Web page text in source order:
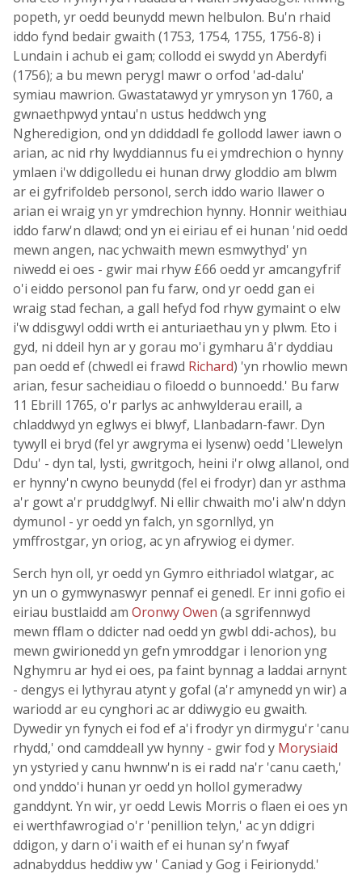
popeth, yr oedd beunydd mewn helbulon. Bu'n rhaid
iddo fynd bedair gwaith (1753, 1754, 1755, 1756-8) i
Lundain i achub ei gam; collodd ei swydd yn Aberdyfi
(1756); a bu mewn perygl mawr o orfod 'ad-dalu'
symiau mawrion. Gwastatawyd yr ymryson yn 1760, a
gwnaethpwyd yntau'n ustus heddwch yng
Ngheredigion, ond yn ddiddadl fe gollodd lawer iawn o
arian, ac nid rhy lwyddiannus fu ei ymdrechion o hynny
ymlaen i'w ddigolledu ei hunan drwy gloddio am blwm
ar ei gyfrifoldeb personol, serch iddo wario llawer o
arian ei wraig yn yr ymdrechion hynny. Honnir weithiau
iddo farw'n dlawd; ond yn ei eiriau ef ei hunan 'nid oedd
mewn angen, nac ychwaith mewn esmwythyd' yn
niwedd ei oes - gwir mai rhyw £66 oedd yr amcangyfrif
o'i eiddo personol pan fu farw, ond yr oedd gan ei
wraig stad fechan, a gall hefyd fod rhyw gymaint o elw
i'w ddisgwyl oddi wrth ei anturiaethau yn y plwm. Eto i
gyd, ni ddeil hyn ar y gorau mo'i gymharu â'r dyddiau
pan oedd ef (chwedl ei frawd Richard) 'yn rhowlio mewn
arian, fesur sacheidiau o filoedd o bunnoedd.' Bu farw
11 Ebrill 1765, o'r parlys ac anhwylderau eraill, a
chladdwyd yn eglwys ei blwyf, Llanbadarn-fawr. Dyn
tywyll ei bryd (fel yr awgryma ei lysenw) oedd 'Llewelyn
Ddu' - dyn tal, lysti, gwritgoch, heini i'r olwg allanol, ond
er hynny'n cwyno beunydd (fel ei frodyr) dan yr asthma
a'r gowt a'r pruddglwyf. Ni ellir chwaith mo'i alw'n ddyn
dymunol - yr oedd yn falch, yn sgornllyd, yn
ymffrostgar, yn oriog, ac yn afrywiog ei dymer.
Serch hyn oll, yr oedd yn Gymro eithriadol wlatgar, ac
yn un o gymwynaswyr pennaf ei genedl. Er inni gofio ei
eiriau bustlaidd am Oronwy Owen (a sgrifennwyd
mewn fflam o ddicter nad oedd yn gwbl ddi-achos), bu
mewn gwirionedd yn gefn ymroddgar i lenorion yng
Nghymru ar hyd ei oes, pa faint bynnag a laddai arnynt
- dengys ei lythyrau atynt y gofal (a'r amynedd yn wir) a
wariodd ar eu cynghori ac ar ddiwygio eu gwaith.
Dywedir yn fynych ei fod ef a'i frodyr yn dirmygu'r 'canu
rhydd,' ond camddeall yw hynny - gwir fod y Morysiaid
yn ystyried y canu hwnnw'n is ei radd na'r 'canu caeth,'
ond ynddo'i hunan yr oedd yn hollol gymeradwy
ganddynt. Yn wir, yr oedd Lewis Morris o flaen ei oes yn
ei werthfawrogiad o'r 'penillion telyn,' ac yn ddigri
ddigon, y darn o'i waith ef ei hunan sy'n fwyaf
adnabyddus heddiw yw ' Caniad y Gog i Feirionydd.'